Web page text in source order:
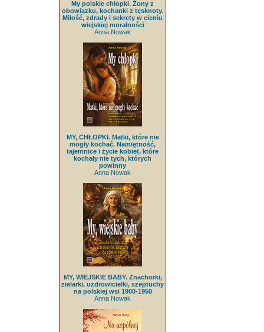
My polskie chłopki. Żony z
obowiązku, kochanki z tęsknoty.
Miłość, zdrady i sekrety w cieniu
wiejskiej moralności
Anna Nowak
MY, CHŁOPKI. Matki, które nie
mogły kochać. Namiętność,
tajemnice i życie kobiet, które
kochały nie tych, których
powinny
Anna Nowak
MY, WIEJSKIE BABY. Znachorki,
zielarki, uzdrowicielki, szeptuchy
na polskiej wsi 1900-1950
Anna Nowak